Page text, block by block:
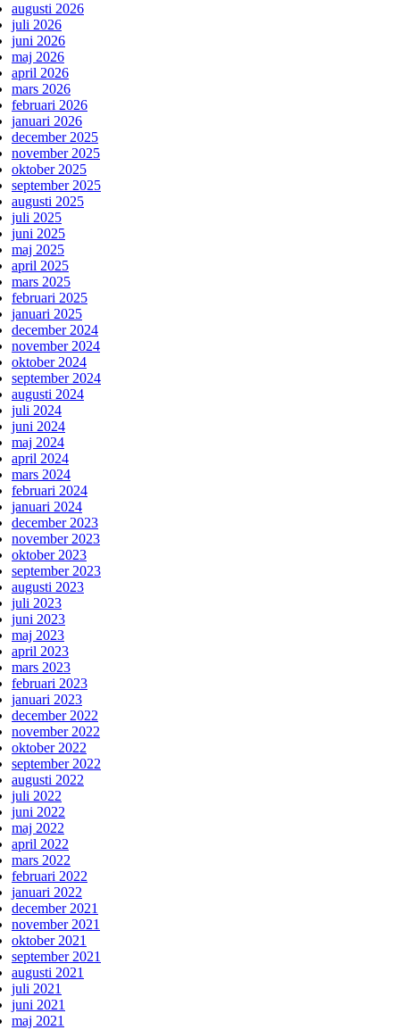
augusti 2026
juli 2026
juni 2026
maj 2026
april 2026
mars 2026
februari 2026
januari 2026
december 2025
november 2025
oktober 2025
september 2025
augusti 2025
juli 2025
juni 2025
maj 2025
april 2025
mars 2025
februari 2025
januari 2025
december 2024
november 2024
oktober 2024
september 2024
augusti 2024
juli 2024
juni 2024
maj 2024
april 2024
mars 2024
februari 2024
januari 2024
december 2023
november 2023
oktober 2023
september 2023
augusti 2023
juli 2023
juni 2023
maj 2023
april 2023
mars 2023
februari 2023
januari 2023
december 2022
november 2022
oktober 2022
september 2022
augusti 2022
juli 2022
juni 2022
maj 2022
april 2022
mars 2022
februari 2022
januari 2022
december 2021
november 2021
oktober 2021
september 2021
augusti 2021
juli 2021
juni 2021
maj 2021